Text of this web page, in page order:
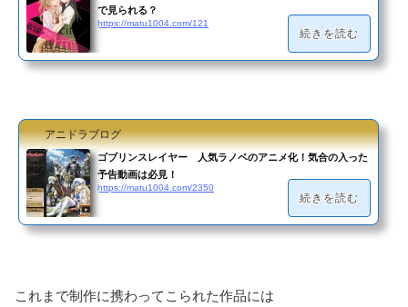
で見られる？
https://matu1004.com/121
続きを読む
アニドラブログ
ゴブリンスレイヤー 人気ラノベのアニメ化！気合の入った
予告動画は必見！
https://matu1004.com/2350
続きを読む
これまで制作に携わってこられた作品には